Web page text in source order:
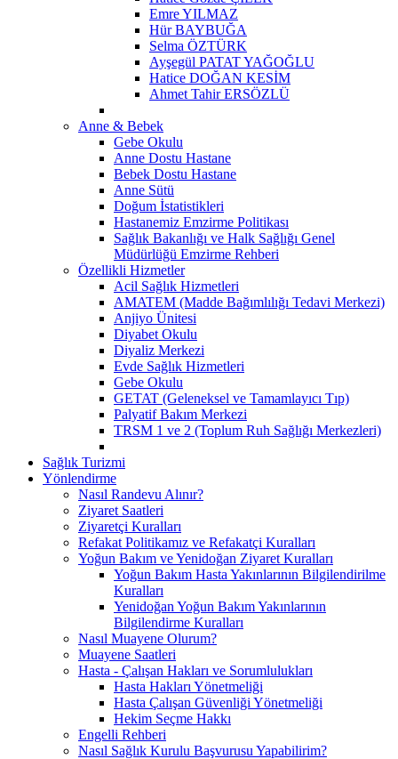
Emre YILMAZ
Hür BAYBUĞA
Selma ÖZTÜRK
Ayşegül PATAT YAĞOĞLU
Hatice DOĞAN KESİM
Ahmet Tahir ERSÖZLÜ
Anne & Bebek
Gebe Okulu
Anne Dostu Hastane
Bebek Dostu Hastane
Anne Sütü
Doğum İstatistikleri
Hastanemiz Emzirme Politikası
Sağlık Bakanlığı ve Halk Sağlığı Genel
Müdürlüğü Emzirme Rehberi
Özellikli Hizmetler
Acil Sağlık Hizmetleri
AMATEM (Madde Bağımlılığı Tedavi Merkezi)
Anjiyo Ünitesi
Diyabet Okulu
Diyaliz Merkezi
Evde Sağlık Hizmetleri
Gebe Okulu
GETAT (Geleneksel ve Tamamlayıcı Tıp)
Palyatif Bakım Merkezi
TRSM 1 ve 2 (Toplum Ruh Sağlığı Merkezleri)
Sağlık Turizmi
Yönlendirme
Nasıl Randevu Alınır?
Ziyaret Saatleri
Ziyaretçi Kuralları
Refakat Politikamız ve Refakatçi Kuralları
Yoğun Bakım ve Yenidoğan Ziyaret Kuralları
Yoğun Bakım Hasta Yakınlarının Bilgilendirilme
Kuralları
Yenidoğan Yoğun Bakım Yakınlarının
Bilgilendirme Kuralları
Nasıl Muayene Olurum?
Muayene Saatleri
Hasta - Çalışan Hakları ve Sorumlulukları
Hasta Hakları Yönetmeliği
Hasta Çalışan Güvenliği Yönetmeliği
Hekim Seçme Hakkı
Engelli Rehberi
Nasıl Sağlık Kurulu Başvurusu Yapabilirim?